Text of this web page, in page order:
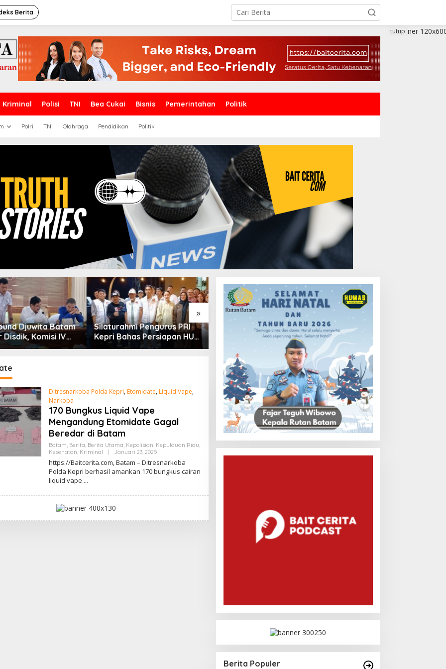
Berita
Kriminal Polisi TNI Bea Cukai Bisnis Pemerintahan Politik
Polri TNI Olahraga Pendidikan Politik
tutup
»
Pengurus PRI
Persiapan HUT
Penguatan
Kuasa Hukum PT Sosor Tala
Jaya Tolak Klaim Perluasan
Kampung Tua Batu Merah
Telkom Raih Lestari Award
2026 Berkat Program
Pengembangan Talenta
Digital
Bukan Unsur Pidana, Kasus
Anak Dibawa Tanpa Izin di
Lubuk Baja Dihentikan
Ditresnarkoba Polda Kepri, Etomidate, Liquid Vape,
Narkoba
170 Bungkus Liquid Vape
Mengandung Etomidate Gagal
Beredar di Batam
Batam, Berita, Berita Utama, Kepolisian, Kepulauan Riau,
Kesehatan, Kriminal | Januari 23, 2025
E
H
D
I
https://Baitcerita.com, Batam – Ditresnarkoba
Polda Kepri berhasil amankan 170 bungkus cairan
liquid vape
Berita Populer